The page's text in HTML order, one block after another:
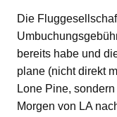
Die
bereits habe und
plane (nicht direkt
Lone Pine,
Morgen von LA